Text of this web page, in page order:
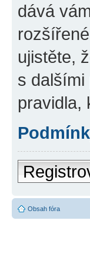
dává
ujistěte,
s dalšími
pravidla,
Obsah fóra